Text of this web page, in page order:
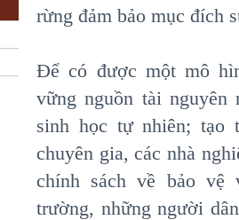
rừng đảm bảo mục đích
Để có được một mô
vững nguồn tài
sinh học tự nhiên; tạo
chuyên gia, các nhà
chính sách về bảo vệ
trường, những người